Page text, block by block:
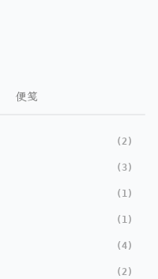
便笺
(2)
(3)
(1)
(1)
(4)
(2)